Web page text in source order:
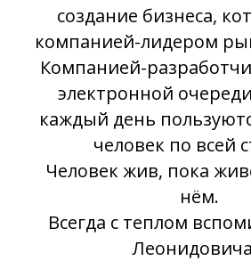
создание бизнеса,
компанией-лидером
Компанией-
электронной
каждый день
человек по всей
Человек жив, пока
нём.
Всегда с теплом